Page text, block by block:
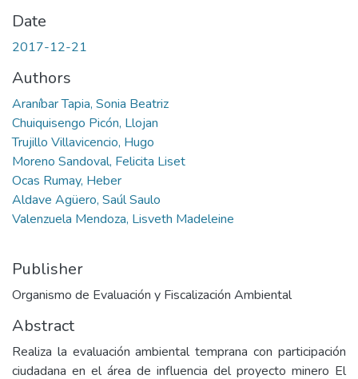
Date
2017-12-21
Authors
Araníbar Tapia, Sonia Beatriz
Chuiquisengo Picón, Llojan
Trujillo Villavicencio, Hugo
Moreno Sandoval, Felicita Liset
Ocas Rumay, Heber
Aldave Agüero, Saúl Saulo
Valenzuela Mendoza, Lisveth Madeleine
Publisher
Organismo de Evaluación y Fiscalización Ambiental
Abstract
Realiza la evaluación ambiental temprana con participación
ciudadana en el área de influencia del proyecto minero El